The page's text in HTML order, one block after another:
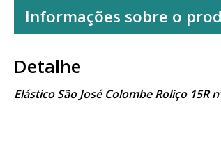
Informações sobre o
Detalhe
Elástico São José Colombe Roliço 15R